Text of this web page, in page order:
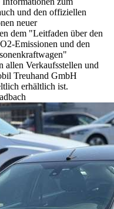
und den offiziellen
neuer
dem "Leitfaden über den
Emissionen und den
allen Verkaufsstellen und
Treuhand GmbH
erhältlich ist.